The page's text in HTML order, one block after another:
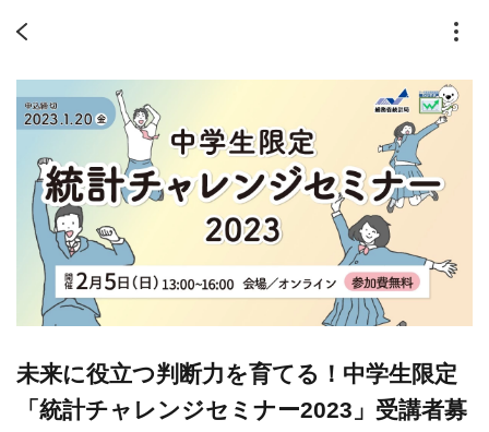
未来に役立つ判断力を育てる！中学生限定
「統計チャレンジセミナー2023」受講者募